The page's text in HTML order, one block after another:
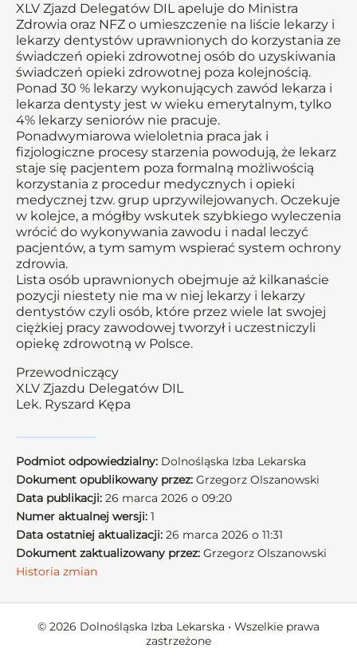
XLV Zjazd Delegatów DIL apeluje do Ministra
Zdrowia oraz NFZ o umieszczenie na liście lekarzy i
lekarzy dentystów uprawnionych do korzystania ze
świadczeń opieki zdrowotnej osób do uzyskiwania
świadczeń opieki zdrowotnej poza kolejnością.
Ponad 30 % lekarzy wykonujących zawód lekarza i
lekarza dentysty jest w wieku emerytalnym, tylko
4% lekarzy seniorów nie pracuje.
Ponadwymiarowa wieloletnia praca jak i
fizjologiczne procesy starzenia powodują, że lekarz
staje się pacjentem poza formalną możliwością
korzystania z procedur medycznych i opieki
medycznej tzw. grup uprzywilejowanych. Oczekuje
w kolejce, a mógłby wskutek szybkiego wyleczenia
wrócić do wykonywania zawodu i nadal leczyć
pacjentów, a tym samym wspierać system ochrony
zdrowia.
Lista osób uprawnionych obejmuje aż kilkanaście
pozycji niestety nie ma w niej lekarzy i lekarzy
dentystów czyli osób, które przez wiele lat swojej
ciężkiej pracy zawodowej tworzył i uczestniczyli
opiekę zdrowotną w Polsce.
Przewodniczący
XLV Zjazdu Delegatów DIL
Lek. Ryszard Kępa
Podmiot odpowiedzialny: Dolnośląska Izba Lekarska
Dokument opublikowany przez: Grzegorz Olszanowski
Data publikacji: 26 marca 2026 o 09:20
Numer aktualnej wersji: 1
Data ostatniej aktualizacji: 26 marca 2026 o 11:31
Dokument zaktualizowany przez: Grzegorz Olszanowski
Historia zmian
© 2026 Dolnośląska Izba Lekarska • Wszelkie prawa
zastrzeżone